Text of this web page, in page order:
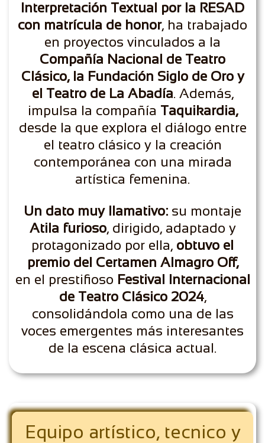
Interpretación Textual por la RESAD
con matrícula de honor, ha trabajado
en proyectos vinculados a la
Compañía Nacional de Teatro
Clásico, la Fundación Siglo de Oro y
el Teatro de La Abadía. Además,
impulsa la compañía Taquikardia,
desde la que explora el diálogo entre
el teatro clásico y la creación
contemporánea con una mirada
artística femenina.
Un dato muy llamativo: su montaje
Atila furioso, dirigido, adaptado y
protagonizado por ella, obtuvo el
premio del Certamen Almagro Off,
en el prestifioso Festival Internacional
de Teatro Clásico 2024,
consolidándola como una de las
voces emergentes más interesantes
de la escena clásica actual.
Equipo artístico, tecnico y